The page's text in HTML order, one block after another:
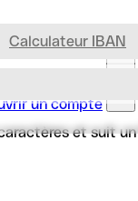
un compte
Calculateur IBAN
et suit